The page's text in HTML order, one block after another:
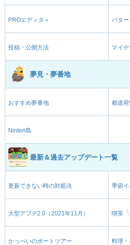
PROエディタ＋ パター
投稿・公開方法 マイ
夢見・夢番地
おすすめ夢番地 都道
Ninten島
最新＆過去アップデート一覧
更新できない時の対処法 季節
大型アプデ2.0（2021年11月） 喫茶「
かっぺいのボートツアー 料理